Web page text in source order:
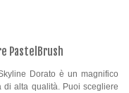
PastelBrush
Dorato è un magnifico
di alta qualità. Puoi scegliere